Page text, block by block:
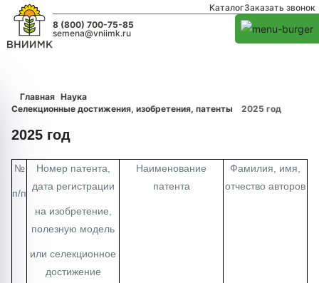
КаталогЗаказать звонок
8 (800) 700-75-85
semena@vniimk.ru
Главная Наука
Селекционные достижения, изобретения, патенты
2025 год
2025 год
№
п/п
Номер патента,
дата регистрации
на изобретение,
полезную модель
или селекционное
достижение
Наименование
патента
Фамилия, имя,
отчество авторов